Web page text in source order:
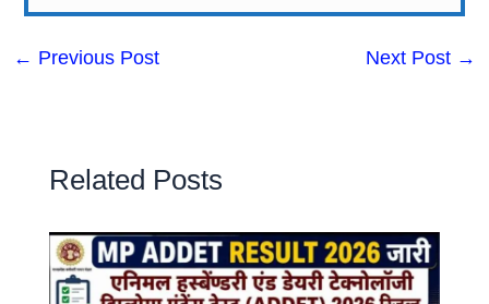
← Previous Post Next Post →
Related Posts